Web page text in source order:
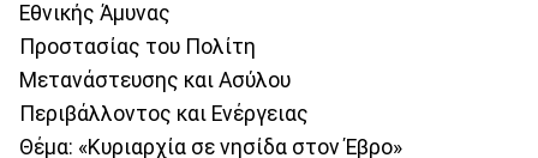
Εθνικής Άμυνας
Προστασίας του Πολίτη
Μετανάστευσης και Ασύλου
Περιβάλλοντος και Ενέργειας
Θέμα: «Κυριαρχία σε νησίδα στον Έβρο»